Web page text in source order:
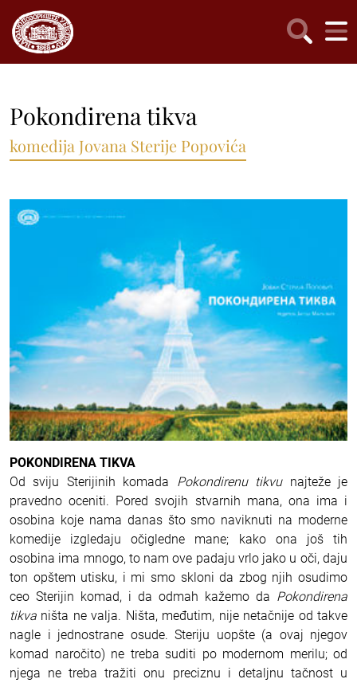
Pokondirena tikva
komedija Jovana Sterije Popovića
POKONDIRENA TIKVA
Od sviju Sterijinih komada Pokondirenu tikvunajteže je
pravedno oceniti. Pored svojih stvarnih mana, ona ima i
osobina koje nama danas što smo naviknuti na moderne
komedije izgledaju očigledne mane; kako ona još tih
osobina ima mnogo, to nam ove padaju vrlo jako u oči, daju
ton opštem utisku, i mi smo skloni da zbog njih osudimo
ceo Sterijin komad, i da odmah kažemo da Pokondirena
tikva ništa ne valja. Ništa, međutim, nije netačnije od takve
nagle i jednostrane osude. Steriju uopšte (a ovaj njegov
komad naročito) ne treba suditi po modernom merilu; od
njega ne treba tražiti onu preciznu i detaljnu tačnost u